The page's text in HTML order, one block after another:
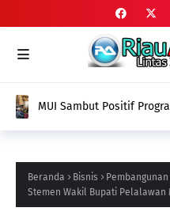
MUI Sambut Positif
Sebagai Terapi Spiritual
Beranda Bisnis
Stemen Wakil Bupati Pelalawan